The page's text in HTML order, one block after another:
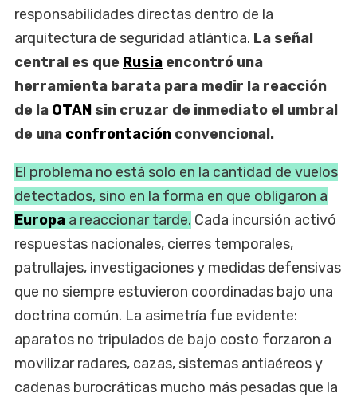
responsabilidades directas dentro de la
arquitectura de seguridad atlántica. La señal
central es que Rusia encontró una
herramienta barata para medir la reacción
de la OTAN sin cruzar de inmediato el umbral
de una confrontación convencional.
El problema no está solo en la cantidad de vuelos
detectados, sino en la forma en que obligaron a
Europa a reaccionar tarde. Cada incursión activó
respuestas nacionales, cierres temporales,
patrullajes, investigaciones y medidas defensivas
que no siempre estuvieron coordinadas bajo una
doctrina común. La asimetría fue evidente:
aparatos no tripulados de bajo costo forzaron a
movilizar radares, cazas, sistemas antiaéreos y
cadenas burocráticas mucho más pesadas que la